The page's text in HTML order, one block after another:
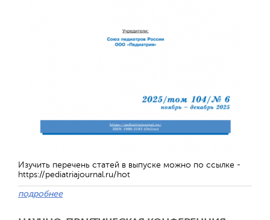
Изучить перечень статей в выпуске можно по ссылке -
https://pediatriajournal.ru/hot
подробнее